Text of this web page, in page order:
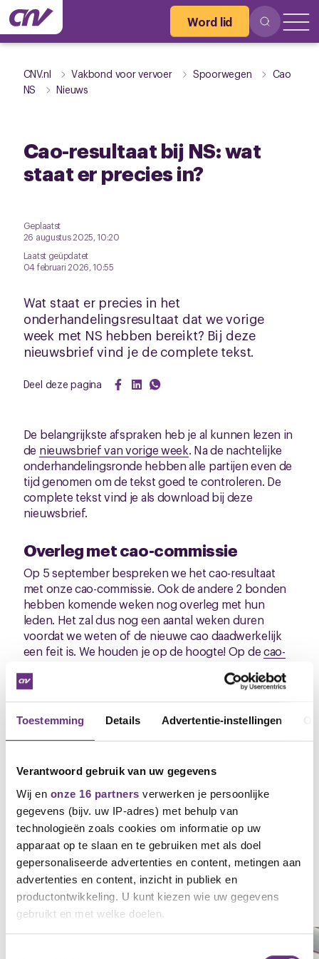
Toestemming Details Advertentie-instellingen
Verantwoord gebruik van uw gegevens
Wij en onze 16 partners verwerken je persoonlijke
gegevens (bijv. uw IP-adres) met behulp van
technologieën zoals cookies om informatie op uw
apparaat op te slaan en te gebruiken met als doel
gepersonaliseerde advertenties en content, metingen aan
advertenties en content, inzicht in publiek en
productontwikkeling. U kunt kiezen wie uw gegevens
gebruikt en met welke doelen.
Word lid
CNV.nl Vakbond voor vervoer Spoorwegen
Cao
NS
Nieuws
Cao-resultaat bij NS: wat
staat er precies in?
Geplaatst
26 augustus 2025, 10:20
Laatst geüpdatet
04 februari 2026, 10:55
Wat staat er precies in het
onderhandelingsresultaat dat we vorige
week met NS hebben bereikt? Bij deze
nieuwsbrief vind je de complete tekst.
Deel deze pagina
De belangrijkste afspraken heb je al kunnen lezen in
de nieuwsbrief van vorige week. Na de nachtelijke
onderhandelingsronde hebben alle partijen even de
tijd genomen om de tekst goed te controleren. De
complete tekst vind je als download bij deze
nieuwsbrief.
Overleg met cao-commissie
Op 5 september bespreken we het cao-resultaat
met onze cao-commissie. Ook de andere 2 bonden
hebben komende weken nog overleg met hun
leden. Het zal dus nog een aantal weken duren
voordat we weten of de nieuwe cao daadwerkelijk
een feit is. We houden je op de hoogte! Op decao-
Henk Jongsma
Onderhandelaar CNV
M: 06 22 38 30 73
E:h.jongsma@cnv.nl
Downloads
NS_Onderhandelingsresultaat_DEF (.pdf)
Gerelateerd nieuws
Zie al het nieuws